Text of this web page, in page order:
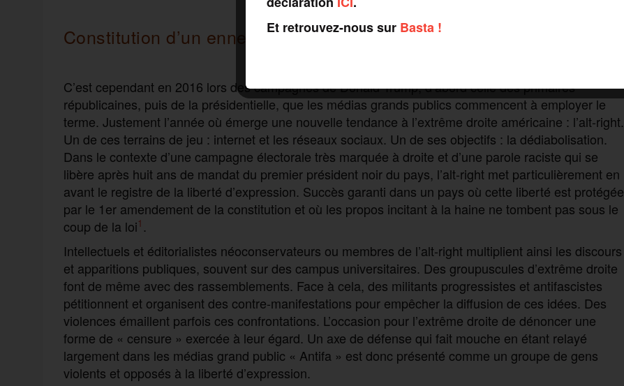
Constitution d’un ennemi intérieur
C’est cependant en 2016 lors des campagnes de Donald Trump, d’abord celle des primaires
républicaines, puis de la présidentielle, que les médias grands publics commencent à employer le
terme. Justement l’année où émerge une nouvelle tendance à l’extrême droite américaine : l’alt-right.
Un de ces terrains de jeu : internet et les réseaux sociaux. Un de ses objectifs : la dédiabolisation.
Dans le contexte d’une campagne électorale très marquée à droite et d’une parole raciste qui se
libère après huit ans de mandat du premier président noir du pays, l’alt-right met particulièrement en
avant le registre de la liberté d’expression. Succès garanti dans un pays où cette liberté est protégée
par le 1er amendement de la constitution et où les propos incitant à la haine ne tombent pas sous le
coup de la loi1 .
Intellectuels et éditorialistes néoconservateurs ou membres de l’alt-right multiplient ainsi les discours
et apparitions publiques, souvent sur des campus universitaires. Des groupuscules d’extrême droite
font de même avec des rassemblements. Face à cela, des militants progressistes et antifascistes
pétitionnent et organisent des contre-manifestations pour empêcher la diffusion de ces idées. Des
violences émaillent parfois ces confrontations. L’occasion pour l’extrême droite de dénoncer une
forme de « censure » exercée à leur égard. Un axe de défense qui fait mouche en étant relayé
largement dans les médias grand public « Antifa » est donc présenté comme un groupe de gens
violents et opposés à la liberté d’expression.
Et retrouvez-nous sur Basta !